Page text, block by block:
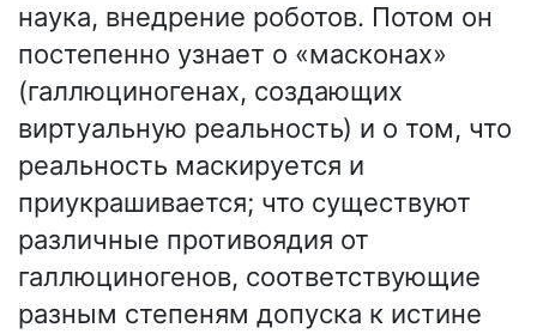
наука, внедрение роботов. Потом он
постепенно узнает о «масконах»
(галлюциногенах, создающих
виртуальную реальность) и о том, что
реальность маскируется и
приукрашивается; что существуют
различные противоядия от
галлюциногенов, соответствующие
разным степеням допуска к истине